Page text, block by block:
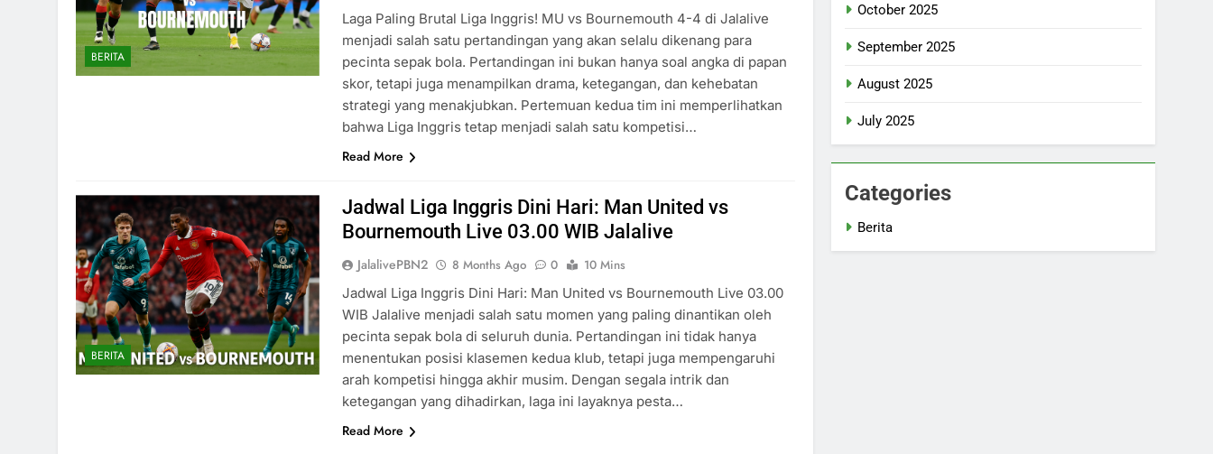
BERITA
Laga Paling Brutal Liga Inggris! MU vs Bournemouth 4-4 di Jalalive
menjadi salah satu pertandingan yang akan selalu dikenang para
pecinta sepak bola. Pertandingan ini bukan hanya soal angka di papan
skor, tetapi juga menampilkan drama, ketegangan, dan kehebatan
strategi yang menakjubkan. Pertemuan kedua tim ini memperlihatkan
bahwa Liga Inggris tetap menjadi salah satu kompetisi…
Read More
BERITA
Jadwal Liga Inggris Dini Hari: Man United vs
Bournemouth Live 03.00 WIB Jalalive
JalalivePBN2 8 Months Ago 0
10 Mins
Jadwal Liga Inggris Dini Hari: Man United vs Bournemouth Live 03.00
WIB Jalalive menjadi salah satu momen yang paling dinantikan oleh
pecinta sepak bola di seluruh dunia. Pertandingan ini tidak hanya
menentukan posisi klasemen kedua klub, tetapi juga mempengaruhi
arah kompetisi hingga akhir musim. Dengan segala intrik dan
ketegangan yang dihadirkan, laga ini layaknya pesta…
Read More
October 2025
September 2025
August 2025
July 2025
Categories
Berita